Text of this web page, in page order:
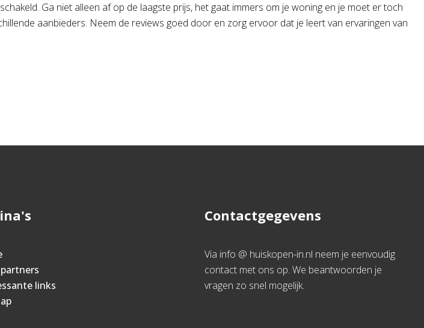
Ga niet alleen af op de laagste prijs, het gaat immers om je woning en je moet er toch
aanbieders. Neem de reviews goed door en zorg ervoor dat je leert van ervaringen van
links
Contactgegevens
Via info @ huiskopen-in.nl neem je eenvoudig
contact met ons op. We beantwoorden je
vragen zo snel mogelijk.